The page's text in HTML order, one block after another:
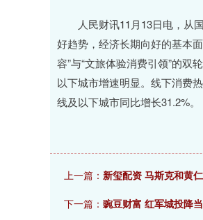
人民财讯11月13日电，从国
好趋势，经济长期向好的基本
容”与“文旅体验消费引领”的双
以下城市增速明显。线下消费
线及以下城市同比增长31.2%。
上一篇： 新玺配资 马斯克和黄
下一篇： 豌豆财富 红军城投降